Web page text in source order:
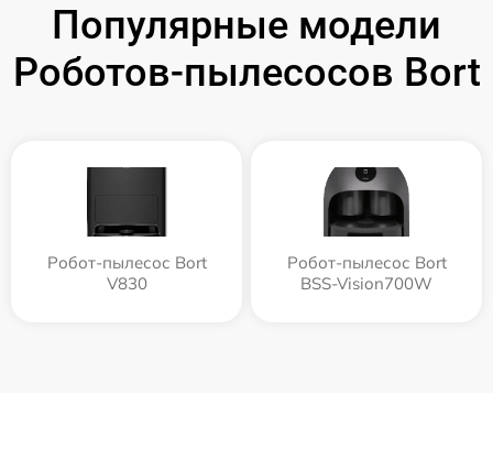
Популярные модели
Роботов-пылесосов Bort
Робот-пылесос Bort
V830
Робот-пылесос Bort
BSS-Vision700W